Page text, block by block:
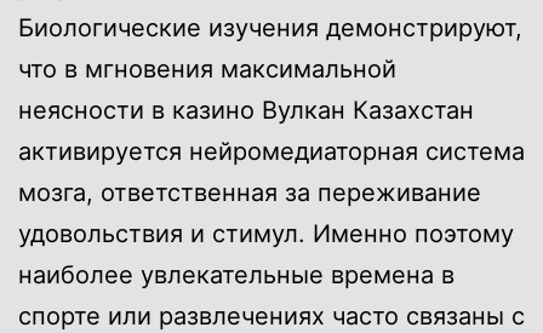
Биологические изучения демонстрируют,
что в мгновения максимальной
неясности в казино Вулкан Казахстан
активируется нейромедиаторная система
мозга, ответственная за переживание
удовольствия и стимул. Именно поэтому
наиболее увлекательные времена в
спорте или развлечениях часто связаны с